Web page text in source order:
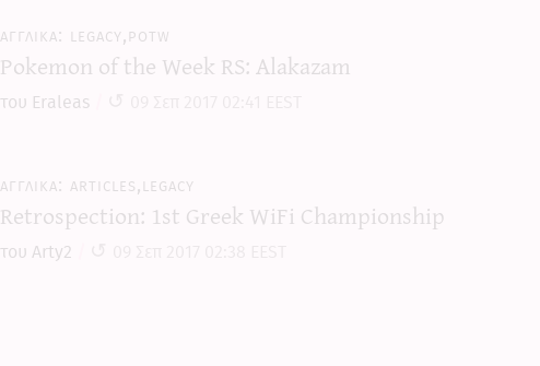
legacy,potw
Pokemon of the Week RS: Alakazam
του Eraleas
articles,legacy
Retrospection: 1st Greek WiFi Championship
του Arty2